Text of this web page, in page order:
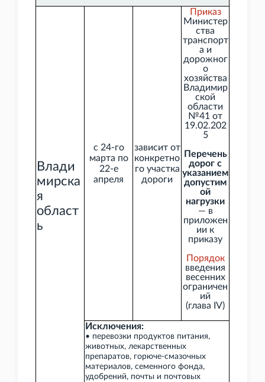
Влади
мирска
я
област
ь
с 24-го
марта по
22-е
апреля
зависит от
конкретно
го участка
дороги
Приказ
Министер
ства
транспорт
а и
дорожног
о
хозяйства
Владимир
ской
области
№41 от
19.02.202
5
Перечень
дорог с
указанием
допустим
ой
нагрузки
— в
приложен
ии к
приказу
Порядок
введения
весенних
ограничен
ий
(глава IV)
Исключения:
• перевозки продуктов питания,
животных, лекарственных
препаратов, горюче-смазочных
материалов, семенного фонда,
удобрений, почты и почтовых